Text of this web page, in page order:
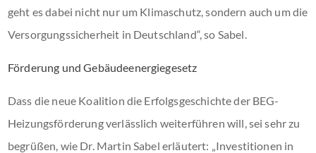
geht es dabei nicht nur um Klimaschutz, sondern auch um die
Versorgungssicherheit in Deutschland“, so Sabel.
Förderung und Gebäudeenergiegesetz
Dass die neue Koalition die Erfolgsgeschichte der BEG-
Heizungsförderung verlässlich weiterführen will, sei sehr zu
begrüßen, wie Dr. Martin Sabel erläutert: „Investitionen in